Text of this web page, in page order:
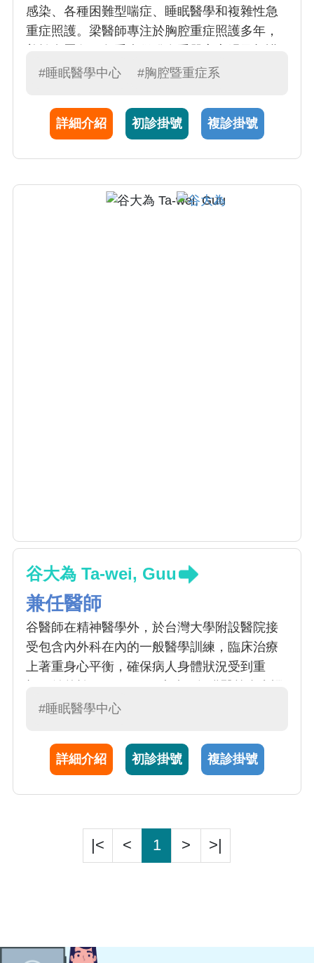
感染、各種困難型喘症、睡眠醫學和複雜性急
重症照護。梁醫師專注於胸腔重症照護多年，
病房之重症整合型照護
#睡眠醫學中心 #胸腔暨重症系
詳細介紹 初診掛號 複診掛號
谷大為 Ta-wei, Guu
兼任醫師
谷醫師在精神醫學外，於台灣大學附設醫院接
受包含內外科在內的一般醫學訓練，臨床治療
上著重身心平衡，確保病人身體狀況受到重
醫學獎項，選擇療法時力求實證根據。醫學研
年輕科學家獎（Young Scientist Award）、
2014年亞洲生物精神及精神藥理學會學者交流
患者提供不一樣的治療方式。
#睡眠醫學中心
詳細介紹 初診掛號 複診掛號
|< < 1 > >|